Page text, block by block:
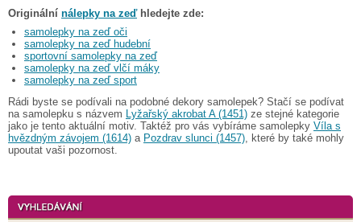
Originální nálepky na zeďhledejte zde:
samolepky na zeď oči
samolepky na zeď hudební
sportovní samolepky na zeď
samolepky na zeď vlčí máky
samolepky na zeď sport
Rádi byste se podívali na podobné dekory samolepek? Stačí se podívat
na samolepku s názvem Lyžařský akrobat A (1451) ze stejné kategorie
jako je tento aktuální motiv. Taktéž pro vás vybíráme samolepky Víla s
hvězdným závojem (1614) a Pozdrav slunci (1457) , které by také mohly
upoutat vaši pozornost.